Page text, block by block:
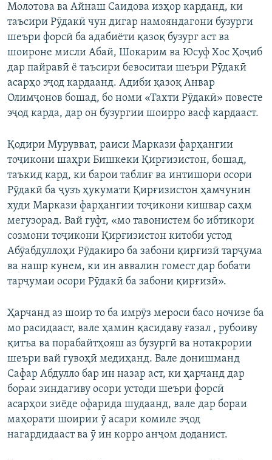
Молотова ва Айнаш Саидова изҳор карданд, ки
таъсири Рӯдакӣ чун дигар намояндагони бузурги
шеъри форсӣ ба адабиёти қазоқ бузург аст ва
шоироне мисли Абай, Шокарим ва Юсуф Хос Ҳоҷиб
дар пайравӣ ё таъсири бевоситаи шеъри Рӯдакӣ
асарҳо эҷод кардаанд. Адиби қазоқ Анвар
Олимҷонов бошад, бо номи «Тахти Рӯдакӣ» повесте
эҷод карда, дар он бузургии шоирро васф кардааст.
Қодири Мурувват, раиси Маркази фарҳангии
тоҷикони шаҳри Бишкеки Қирғизистон, бошад,
таъкид кард, ки барои таблиғ ва интишори осори
Рӯдакӣ ба ҷузъ ҳукумати Қирғизистон ҳамчунин
худи Маркази фарҳангии тоҷикони кишвар саҳм
мегузорад. Вай гуфт, «мо тавонистем бо ибтикори
созмони тоҷикони Қирғизистон китоби устод
Абӯабдуллоҳи Рӯдакиро ба забони қирғизӣ тарҷума
ва нашр кунем, ки ин аввалин гомест дар бобати
тарҷумаи осори Рӯдакӣ ба забони қирғизӣ».
Ҳарчанд аз шоир то ба имрӯз мероси басо ночизе ба
мо расидааст, вале ҳамин қасидаву ғазал , рубоиву
қитъа ва порабайтҳояш аз бузургӣ ва нотакрории
шеъри вай гувоҳӣ медиҳанд. Вале донишманд
Сафар Абдулло бар ин назар аст, ки ҳарчанд дар
бораи зиндагиву осори устоди шеъри форсӣ
асарҳои зиёде офарида шудаанд, вале дар бораи
маҳорати шоирии ӯ асари комиле эҷод
нагардидааст ва ӯ ин корро анҷом доданист.